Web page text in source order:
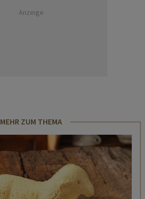
Anzeige
MEHR ZUM THEMA